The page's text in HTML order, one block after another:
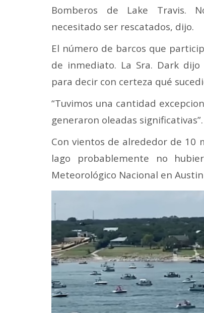
Bomberos de Lake Travis.
necesitado ser rescatados, dijo.
El número de barcos que
de inmediato. La Sra. Dark dijo
para decir con certeza qué
“Tuvimos una cantidad
generaron oleadas significativas”.
Con vientos de alrededor de 10
lago probablemente no
Meteorológico Nacional en